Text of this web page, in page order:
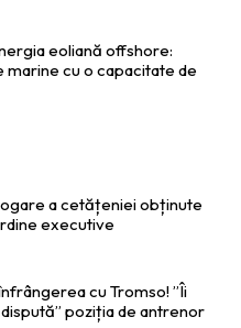
eoliană offshore:
marine cu o capacitate de
a cetățeniei obținute
executive
cu Tromso! ”Îi
poziția de antrenor